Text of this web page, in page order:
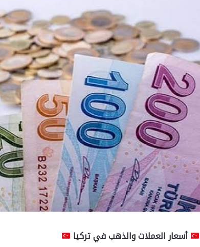
أسعار العملات والذهب في تركيا